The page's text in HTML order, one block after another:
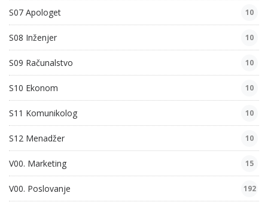
S07 Apologet 10
S08 Inženjer 10
S09 Računalstvo 10
S10 Ekonom 10
S11 Komunikolog 10
S12 Menadžer 10
V00. Marketing 15
V00. Poslovanje 192